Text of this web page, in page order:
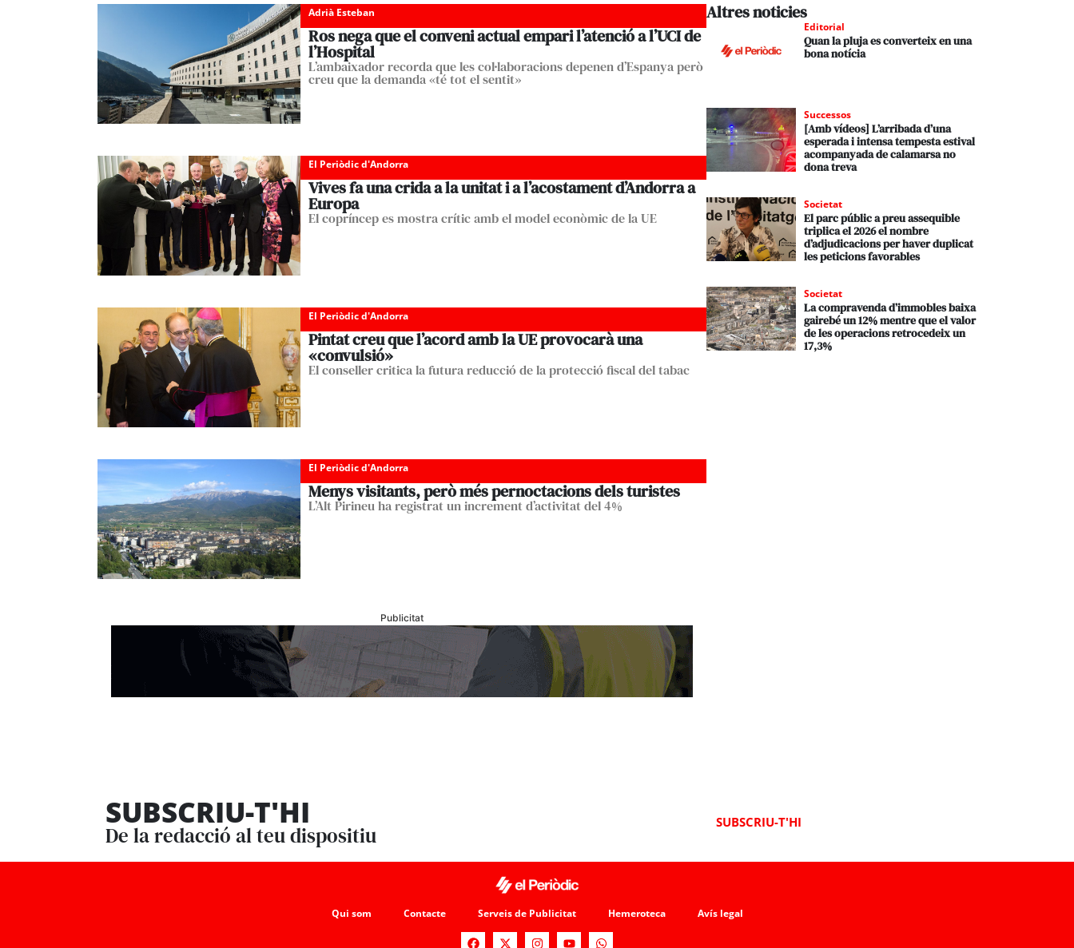
Adrià Esteban
Ros nega que el conveni actual empari l’atenció a l’UCI de
l’Hospital
L’ambaixador recorda que les col·laboracions depenen d’Espanya però
creu que la demanda «té tot el sentit»
El Periòdic d'Andorra
Vives fa una crida a la unitat i a l’acostament d’Andorra a
Europa
El copríncep es mostra crític amb el model econòmic de la UE
El Periòdic d'Andorra
Pintat creu que l’acord amb la UE provocarà una
«convulsió»
El conseller critica la futura reducció de la protecció fiscal del tabac
El Periòdic d'Andorra
Menys visitants, però més pernoctacions dels turistes
L’Alt Pirineu ha registrat un increment d’activitat del 4%
Publicitat
Altres noticies
Editorial
Quan la pluja es converteix en una
bona notícia
Successos
[Amb vídeos] L’arribada d’una
esperada i intensa tempesta estival
acompanyada de calamarsa no
dona treva
Societat
El parc públic a preu assequible
triplica el 2026 el nombre
d’adjudicacions per haver duplicat
les peticions favorables
Societat
La compravenda d’immobles baixa
gairebé un 12% mentre que el valor
de les operacions retrocedeix un
17,3%
SUBSCRIU-T'HI
De la redacció al teu dispositiu
SUBSCRIU-T'HI
Qui som Contacte Serveis de Publicitat Hemeroteca Avís legal